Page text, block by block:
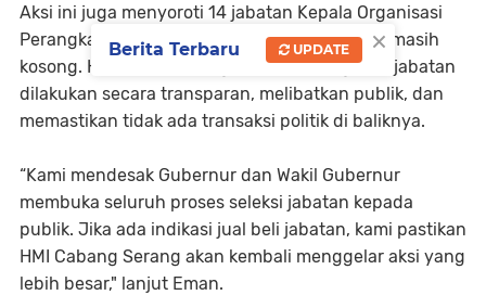
Aksi ini juga menyoroti 14 jabatan Kepala Organisasi
Perangkat Daerah (OPD) yang hingga saat ini masih
kosong. HMI mendesak agar proses pengisian jabatan
dilakukan secara transparan, melibatkan publik, dan
memastikan tidak ada transaksi politik di baliknya.
“Kami mendesak Gubernur dan Wakil Gubernur
membuka seluruh proses seleksi jabatan kepada
publik. Jika ada indikasi jual beli jabatan, kami pastikan
HMI Cabang Serang akan kembali menggelar aksi yang
lebih besar," lanjut Eman.
×
Berita Terbaru UPDATE